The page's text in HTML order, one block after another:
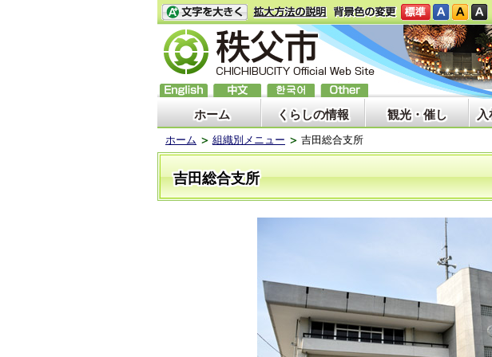
ホーム くらしの情報 観光・催し 入
ホーム 組織別メニュー 吉田総合支所
吉田総合支所